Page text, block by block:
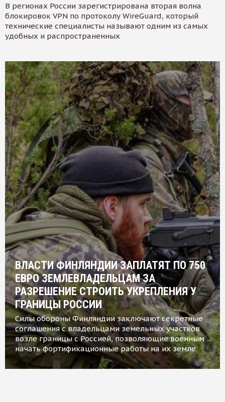
В регионах России зарегистрирована вторая волна
блокировок VPN по протоколу WireGuard, который
технические специалисты называют одним из самых
удобных и распространенных
ВЛАСТИ ФИНЛЯНДИИ ЗАПЛАТЯТ ПО 750
ЕВРО ЗЕМЛЕВЛАДЕЛЬЦАМ ЗА
РАЗРЕШЕНИЕ СТРОИТЬ УКРЕПЛЕНИЯ У
ГРАНИЦЫ РОССИИ
Силы обороны Финляндии заключают секретные
соглашения с владельцами земельных участков
возле границы с Россией, позволяющие военным
начать фортификационные работы на их земле